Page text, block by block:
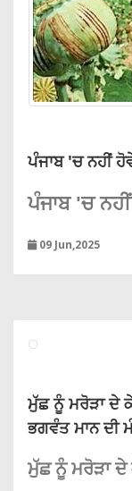
ਪੰਜਾਬ 'ਚ ਨਹੀਂ
ਪੰਜਾਬ 'ਚ
09 Jun,2025
ਮੁੱਛ ਨੂੰ ਮਰੋੜਾ ਦੇ
ਭਗਵੰਤ ਮਾਨ ਦੀ
ਮੁੱਛ ਨੂੰ ਮਰੋੜਾ ਦੇ